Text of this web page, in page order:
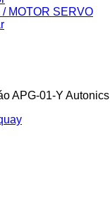
MOTOR SERVO
APG-01-Y Autonics